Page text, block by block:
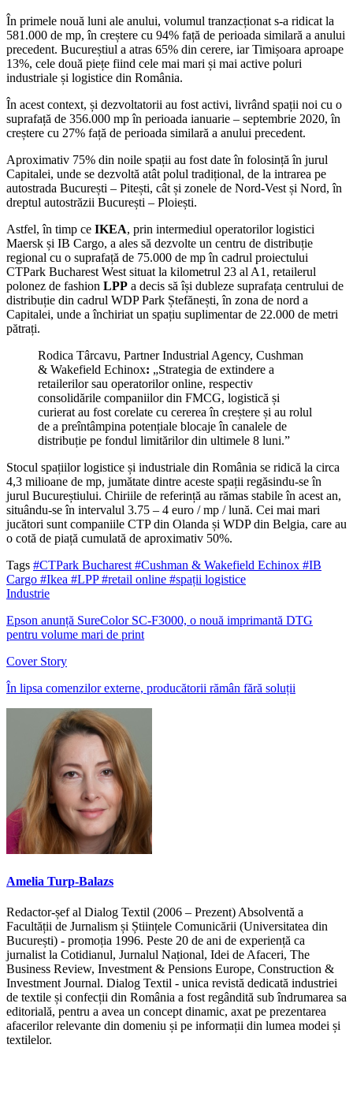
În primele nouă luni ale anului, volumul tranzacționat s-a ridicat la
581.000 de mp, în creștere cu 94% față de perioada similară a anului
precedent. Bucureștiul a atras 65% din cerere, iar Timișoara aproape
13%, cele două piețe fiind cele mai mari și mai active poluri
industriale și logistice din România.
În acest context, și dezvoltatorii au fost activi, livrând spații noi cu o
suprafață de 356.000 mp în perioada ianuarie – septembrie 2020, în
creștere cu 27% față de perioada similară a anului precedent.
Aproximativ 75% din noile spații au fost date în folosință în jurul
Capitalei, unde se dezvoltă atât polul tradițional, de la intrarea pe
autostrada București – Pitești, cât și zonele de Nord-Vest și Nord, în
dreptul autostrăzii București – Ploiești.
Astfel, în timp ce IKEA, prin intermediul operatorilor logistici
Maersk și IB Cargo, a ales să dezvolte un centru de distribuție
regional cu o suprafață de 75.000 de mp în cadrul proiectului
CTPark Bucharest West situat la kilometrul 23 al A1, retailerul
polonez de fashion LPP a decis să își dubleze suprafața centrului de
distribuție din cadrul WDP Park Ștefănești, în zona de nord a
Capitalei, unde a închiriat un spațiu suplimentar de 22.000 de metri
pătrați.
Rodica Târcavu, Partner Industrial Agency, Cushman
& Wakefield Echinox: „Strategia de extindere a
retailerilor sau operatorilor online, respectiv
consolidările companiilor din FMCG, logistică și
curierat au fost corelate cu cererea în creștere și au rolul
de a preîntâmpina potențiale blocaje în canalele de
distribuție pe fondul limitărilor din ultimele 8 luni.”
Stocul spațiilor logistice și industriale din România se ridică la circa
4,3 milioane de mp, jumătate dintre aceste spații regăsindu-se în
jurul Bucureștiului. Chiriile de referință au rămas stabile în acest an,
situându-se în intervalul 3.75 – 4 euro / mp / lună. Cei mai mari
jucători sunt companiile CTP din Olanda și WDP din Belgia, care au
o cotă de piață cumulată de aproximativ 50%.
Tags #CTPark Bucharest #Cushman & Wakefield Echinox #IB
Cargo #Ikea #LPP#retail online #spații logistice
Industrie
Epson anunță SureColor SC-F3000, o nouă imprimantă DTG
pentru volume mari de print
Cover Story
În lipsa comenzilor externe, producătorii rămân fără soluții
Amelia Turp-Balazs
Redactor-șef al Dialog Textil (2006 – Prezent) Absolventă a
Facultății de Jurnalism și Științele Comunicării (Universitatea din
București) - promoția 1996. Peste 20 de ani de experiență ca
jurnalist la Cotidianul, Jurnalul Național, Idei de Afaceri, The
Business Review, Investment & Pensions Europe, Construction &
Investment Journal. Dialog Textil - unica revistă dedicată industriei
de textile și confecții din România a fost regândită sub îndrumarea sa
editorială, pentru a avea un concept dinamic, axat pe prezentarea
afacerilor relevante din domeniu și pe informații din lumea modei și
textilelor.